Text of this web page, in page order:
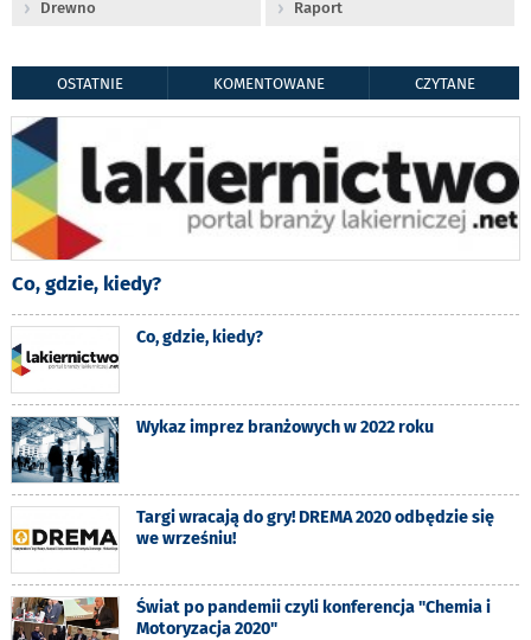
Drewno Raport
OSTATNIE KOMENTOWANE CZYTANE
Co, gdzie, kiedy?
Co, gdzie, kiedy?
Wykaz imprez branżowych w 2022 roku
Targi wracają do gry! DREMA 2020 odbędzie się
we wrześniu!
Świat po pandemii czyli konferencja "Chemia i
Motoryzacja 2020"